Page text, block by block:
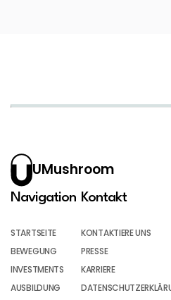
UMushroom
Navigation
STARTSEITE
BEWEGUNG
INVESTMENTS
AUSBILDUNG
Kontakt
KONTAKTIERE UNS
PRESSE
KARRIERE